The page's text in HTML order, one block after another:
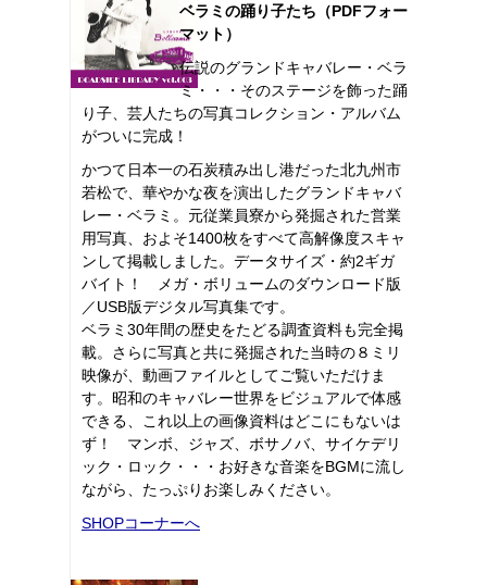
ベラミの踊り子たち（PDFフォー
マット）
伝説のグランドキャバレー・ベラ
ミ・・・そのステージを飾った踊
り子、芸人たちの写真コレクション・アルバム
がついに完成！
かつて日本一の石炭積み出し港だった北九州市
若松で、華やかな夜を演出したグランドキャバ
レー・ベラミ。元従業員寮から発掘された営業
用写真、およそ1400枚をすべて高解像度スキャ
ンして掲載しました。データサイズ・約2ギガ
バイト！ メガ・ボリュームのダウンロード版
／USB版デジタル写真集です。
ベラミ30年間の歴史をたどる調査資料も完全掲
載。さらに写真と共に発掘された当時の８ミリ
映像が、動画ファイルとしてご覧いただけま
す。昭和のキャバレー世界をビジュアルで体感
できる、これ以上の画像資料はどこにもないは
ず！ マンボ、ジャズ、ボサノバ、サイケデリ
ック・ロック・・・お好きな音楽をBGMに流し
ながら、たっぷりお楽しみください。
SHOPコーナーへ